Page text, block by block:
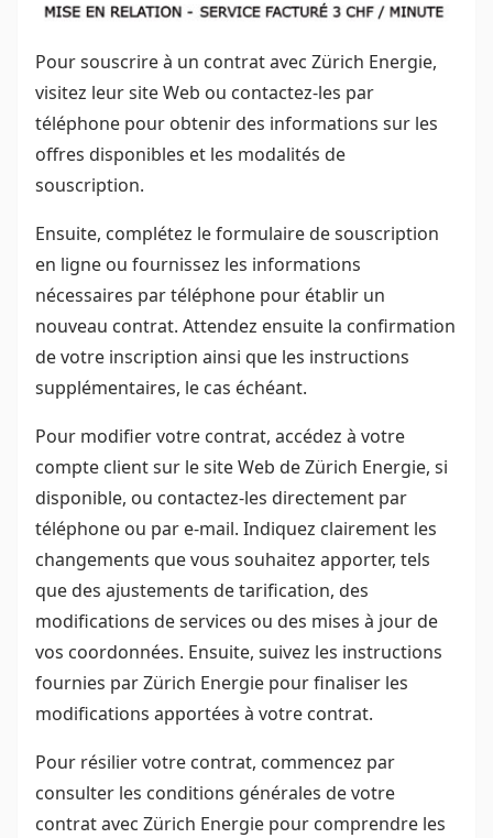
Pour souscrire à un contrat avec Zürich Energie,
visitez leur site Web ou contactez-les par
téléphone pour obtenir des informations sur les
offres disponibles et les modalités de
souscription.
Ensuite, complétez le formulaire de souscription
en ligne ou fournissez les informations
nécessaires par téléphone pour établir un
nouveau contrat. Attendez ensuite la confirmation
de votre inscription ainsi que les instructions
supplémentaires, le cas échéant.
Pour modifier votre contrat, accédez à votre
compte client sur le site Web de Zürich Energie, si
disponible, ou contactez-les directement par
téléphone ou par e-mail. Indiquez clairement les
changements que vous souhaitez apporter, tels
que des ajustements de tarification, des
modifications de services ou des mises à jour de
vos coordonnées. Ensuite, suivez les instructions
fournies par Zürich Energie pour finaliser les
modifications apportées à votre contrat.
Pour résilier votre contrat, commencez par
consulter les conditions générales de votre
contrat avec Zürich Energie pour comprendre les